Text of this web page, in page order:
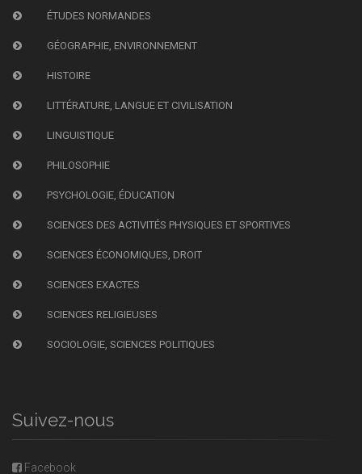
ÉTUDES NORMANDES
GÉOGRAPHIE, ENVIRONNEMENT
HISTOIRE
LITTÉRATURE, LANGUE ET CIVILISATION
LINGUISTIQUE
PHILOSOPHIE
PSYCHOLOGIE, ÉDUCATION
SCIENCES DES ACTIVITÉS PHYSIQUES ET SPORTIVES
SCIENCES ÉCONOMIQUES, DROIT
SCIENCES EXACTES
SCIENCES RELIGIEUSES
SOCIOLOGIE, SCIENCES POLITIQUES
Suivez-nous
Facebook